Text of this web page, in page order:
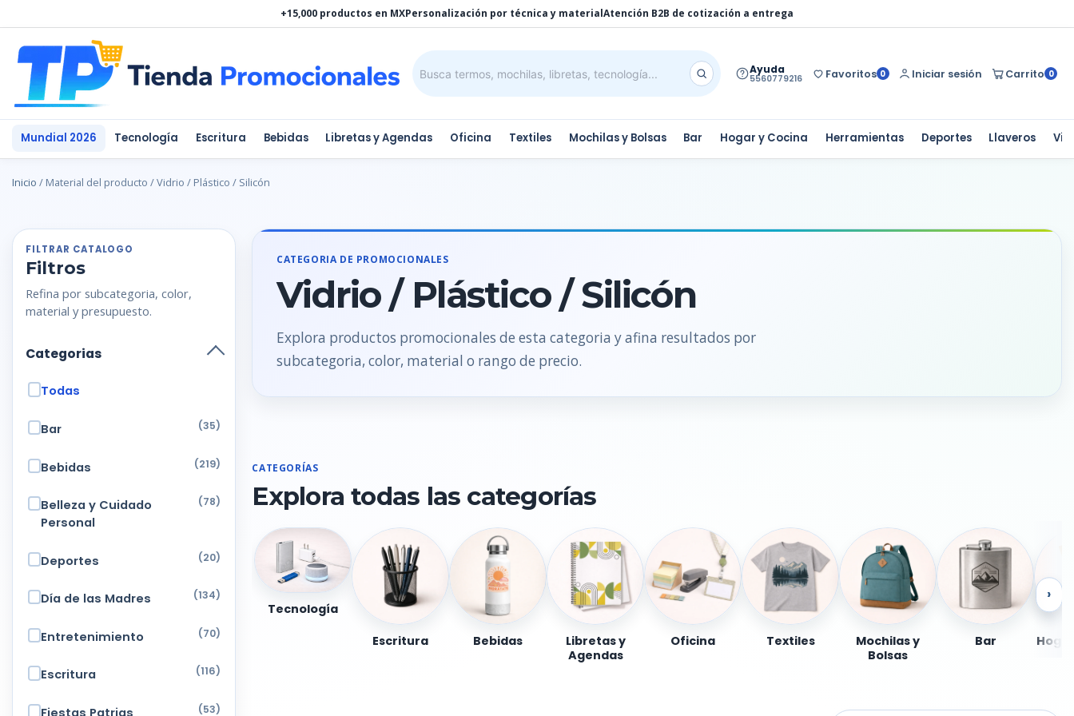
al
contenido
+15,000 productos en MXPersonalización por técnica y materialAtención B2B de cotización a entrega
Ayuda
5560779216 Favoritos 0 Iniciar sesión Carrito 0
Mundial 2026 Tecnología Escritura Bebidas Libretas y Agendas Oficina Textiles Mochilas y Bolsas Bar Hogar y Cocina Herramientas Deportes Llaveros
Inicio / Material del producto / Vidrio / Plástico / Silicón
FILTRAR CATALOGO
Filtros
Refina por subcategoria, color,
material y presupuesto.
Categorias
Todas
Bar (35)
Bebidas (219)
Belleza y Cuidado
Personal
(78)
Deportes (20)
Día de las Madres (134)
Entretenimiento (70)
Escritura (116)
(53)
CATEGORIA DE PROMOCIONALES
Vidrio / Plástico / Silicón
Explora productos promocionales de esta categoria y afina resultados por
subcategoria, color, material o rango de precio.
CATEGORÍAS
Explora todas las categorías
Tecnología
Escritura
Bebidas
Libretas y
Agendas
Oficina Textiles
Mochilas y
Bolsas
Bar
›